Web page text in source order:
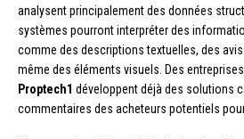
analysent principalement des données
systèmes pourront interpréter des
comme des descriptions textuelles, des
même des éléments visuels. Des
Proptech1 développent déjà des solutions
commentaires des acheteurs potentiels